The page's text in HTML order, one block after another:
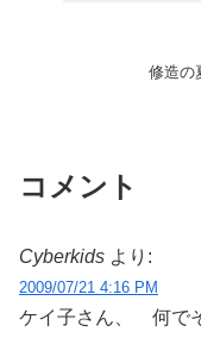
修造の
コメント
Cyberkids より:
2009/07/21 4:16 PM
ケイ子さん、 何で